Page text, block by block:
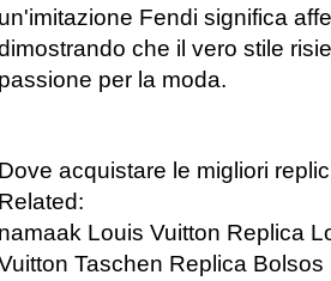
un'imitazione Fendi significa
che il vero stile
passione per la moda.
Dove acquistare le migliori
Related:
namaak Louis Vuitton Replica
Taschen Replica Bolsos